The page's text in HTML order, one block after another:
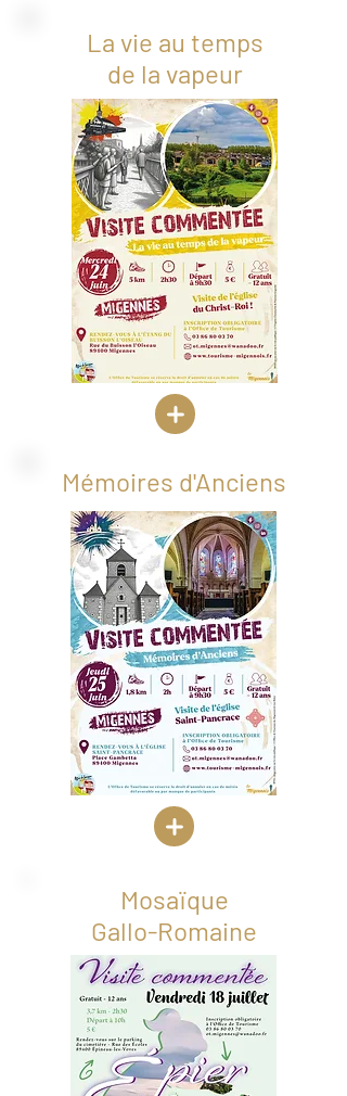
La vie au temps
de la vapeur
Mémoires d'Anciens
Mosaïque
Gallo-Romaine